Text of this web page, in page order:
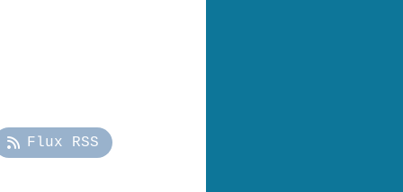
Flux RSS